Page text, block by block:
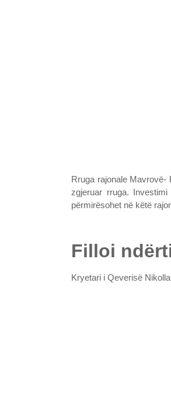
Rruga rajonale Mavrovë-
zgjeruar rruga.
përmirësohet në këtë
Filloi
Kryetari i Qeverisë